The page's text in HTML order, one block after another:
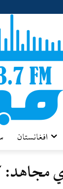
افغانستان
مجاهد: